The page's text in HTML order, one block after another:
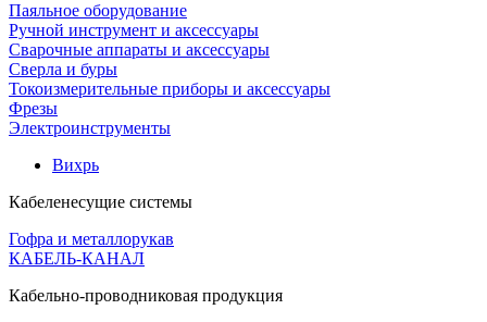
Паяльное оборудование
Ручной инструмент и аксессуары
Сварочные аппараты и аксессуары
Сверла и буры
Токоизмерительные приборы и аксессуары
Фрезы
Электроинструменты
Вихрь
Кабеленесущие системы
Гофра и металлорукав
КАБЕЛЬ-КАНАЛ
Кабельно-проводниковая продукция